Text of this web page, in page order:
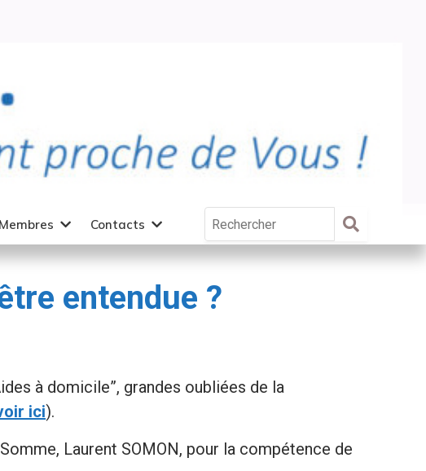
Contacts
entendue ?
à domicile”, grandes oubliées de la
ici).
Laurent SOMON, pour la compétence de